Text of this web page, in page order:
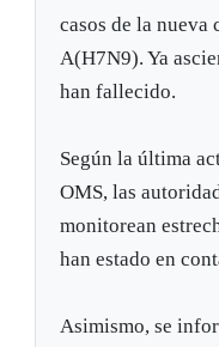
casos de la nueva
A(H7N9). Ya
han fallecido.
Según la última
OMS, las
monitorean
han estado en
Asimismo, se